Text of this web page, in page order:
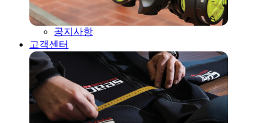
공지사항
고객센터